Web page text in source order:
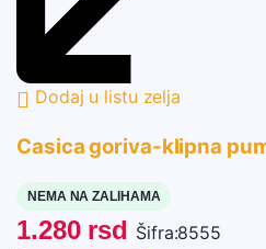
Dodaj u listu zelja
Casica goriva-klipna
NEMA NA ZALIHAMA
1.280 rsd Šifra:8555